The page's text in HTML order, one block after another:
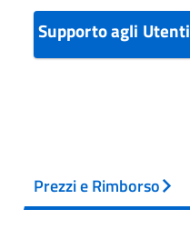
Supporto agli Utenti
Prezzi e Rimborso